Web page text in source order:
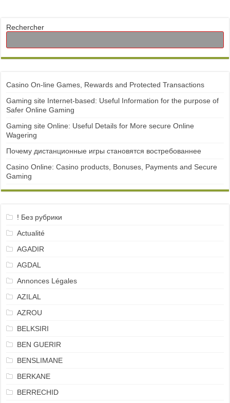
Rechercher
Casino On-line Games, Rewards and Protected Transactions
Gaming site Internet-based: Useful Information for the purpose of
Safer Online Gaming
Gaming site Online: Useful Details for More secure Online
Wagering
Почему дистанционные игры становятся востребованнее
Casino Online: Casino products, Bonuses, Payments and Secure
Gaming
! Без рубрики
Actualité
AGADIR
AGDAL
Annonces Légales
AZILAL
AZROU
BELKSIRI
BEN GUERIR
BENSLIMANE
BERKANE
BERRECHID